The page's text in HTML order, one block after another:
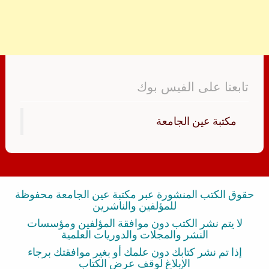
تابعنا على الفيس بوك
‏مكتبة عين الجامعة‏
حقوق الكتب المنشورة عبر مكتبة عين الجامعة محفوظة
للمؤلفين والناشرين
لا يتم نشر الكتب دون موافقة المؤلفين ومؤسسات
النشر والمجلات والدوريات العلمية
إذا تم نشر كتابك دون علمك أو بغير موافقتك برجاء
الإبلاغ لوقف عرض الكتاب